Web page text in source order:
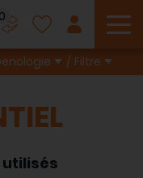
0
Filtre